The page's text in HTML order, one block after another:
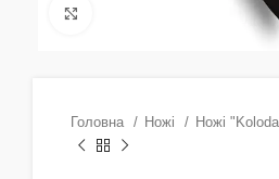
Натисніть, щоб збільшити
Головна Ножі Ножі